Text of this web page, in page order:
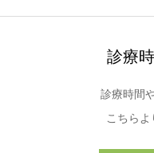
診療
診療時間
こちらよ